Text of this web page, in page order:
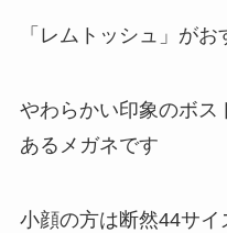
「レムトッシュ」がお
やわらかい印象のボス
あるメガネです
小顔の方は断然44サイ